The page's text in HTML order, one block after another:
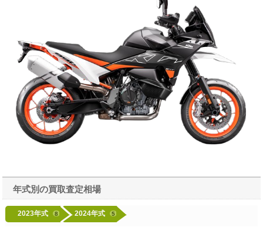
年式別の買取査定相場
2023年式 8 2024年式 5